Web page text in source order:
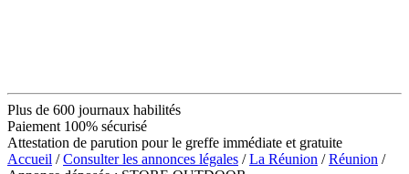
Plus de 600 journaux habilités
Paiement 100% sécurisé
Attestation de parution pour le greffe immédiate et gratuite
Accueil /Consulter les annonces légales /La Réunion /Réunion /